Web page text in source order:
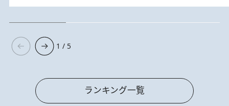
1 / 5
ランキング一覧